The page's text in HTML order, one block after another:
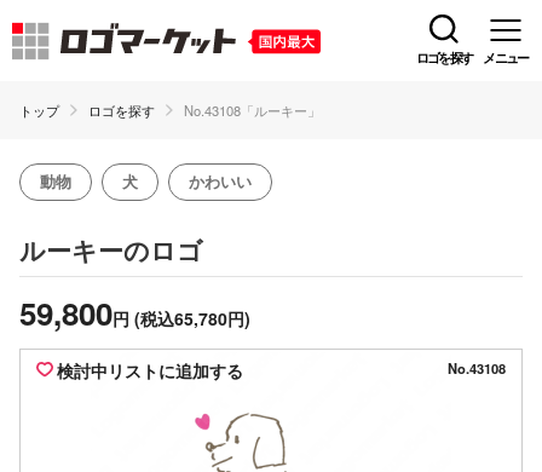
ロゴを探す メニュー
トップ ロゴを探す No.43108「ルーキー」
動物 犬 かわいい
ルーキーのロゴ
59,800円 (税込65,780円)
検討中リストに追加する No.43108